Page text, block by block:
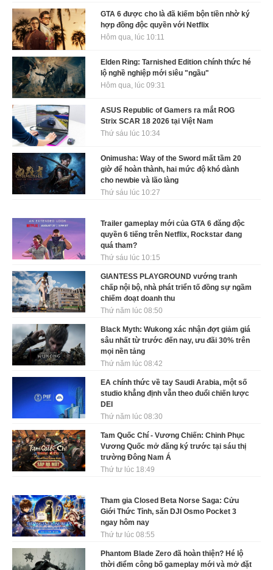
GTA 6 được cho là đã kiếm bộn tiền nhờ ký
hợp đồng độc quyền với Netflix
Hôm qua, lúc 10:11
Elden Ring: Tarnished Edition chính thức hé
lộ nghề nghiệp mới siêu "ngầu"
Hôm qua, lúc 09:31
ASUS Republic of Gamers ra mắt ROG
Strix SCAR 18 2026 tại Việt Nam
Thứ sáu lúc 10:34
Onimusha: Way of the Sword mất tầm 20
giờ để hoàn thành, hai mức độ khó dành
cho newbie và lão làng
Thứ sáu lúc 10:27
Trailer gameplay mới của GTA 6 đăng độc
quyền 6 tiếng trên Netflix, Rockstar đang
quá tham?
Thứ sáu lúc 10:15
GIANTESS PLAYGROUND vướng tranh
chấp nội bộ, nhà phát triển tố đồng sự ngầm
chiếm đoạt doanh thu
Thứ năm lúc 08:50
Black Myth: Wukong xác nhận đợt giảm giá
sâu nhất từ trước đến nay, ưu đãi 30% trên
mọi nền tảng
Thứ năm lúc 08:42
EA chính thức về tay Saudi Arabia, một số
studio khẳng định vẫn theo đuổi chiến lược
DEI
Thứ năm lúc 08:30
Tam Quốc Chí - Vương Chiến: Chinh Phục
Vương Quốc mở đăng ký trước tại sáu thị
trường Đông Nam Á
Thứ tư lúc 18:49
Tham gia Closed Beta Norse Saga: Cửu
Giới Thức Tỉnh, săn DJI Osmo Pocket 3
ngay hôm nay
Thứ tư lúc 08:55
Phantom Blade Zero đã hoàn thiện? Hé lộ
thời điểm công bố gameplay mới và mở đặt